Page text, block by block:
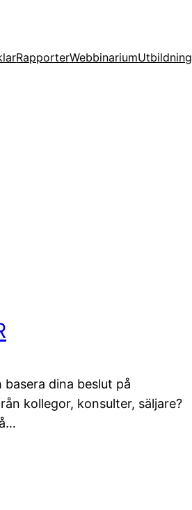
RapporterWebbinariumUtbildning
dina beslut på
kollegor, konsulter, säljare?